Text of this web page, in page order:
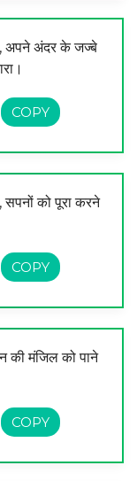
अपने अंदर के जज्बे
सपनों को पूरा करने
की मंजिल को पाने